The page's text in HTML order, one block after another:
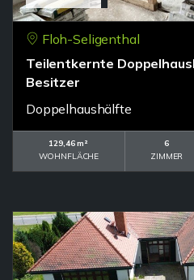
Floh-Seligenthal
Teilentkernte
Besitzer
Doppelhaushälfte
129,46 m²
WOHNFLÄCHE
6
ZIMMER